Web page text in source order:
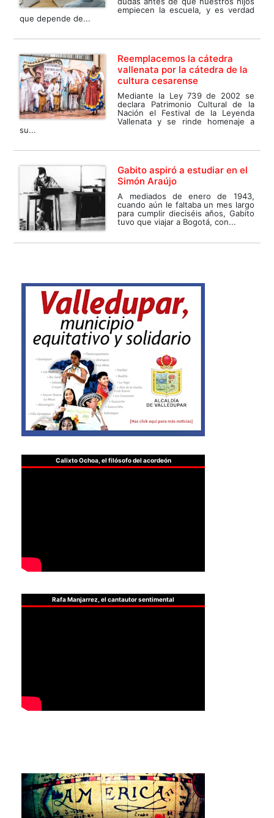
empiecen la escuela, y es verdad
que depende de...
Reemplacemos la cátedra
vallenata por la cátedra de la
cultura cesarense
Mediante la Ley 739 de 2002 se
declara Patrimonio Cultural de la
Nación el Festival de la Leyenda
Vallenata y se rinde homenaje a
su...
Gabito aspiró a estudiar en el
Simón Araújo
A mediados de enero de 1943,
cuando aún le faltaba un mes largo
para cumplir dieciséis años, Gabito
tuvo que viajar a Bogotá, con...
Calixto Ochoa, el filósofo del acordeón
Rafa Manjarrez, el cantautor sentimental